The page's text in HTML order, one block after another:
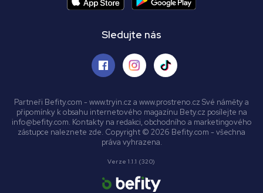
Sledujte nás
Partneři Befity.com - www.tryin.cz a www.prostreno.cz Své náměty a
připomínky k obsahu internetového magazínu Bety.cz posílejte na
info@befity.com. Kontakty na redakci, obchodního a marketingového
zástupce naleznete zde. Copyright © 2026 Befity.com - všechna
práva vyhrazena.
Verze 1.1.1 (320)